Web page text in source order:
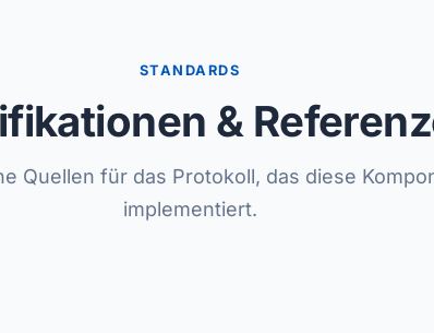
STANDARDS
&
Quellen für das Protokoll, das diese
implementiert.